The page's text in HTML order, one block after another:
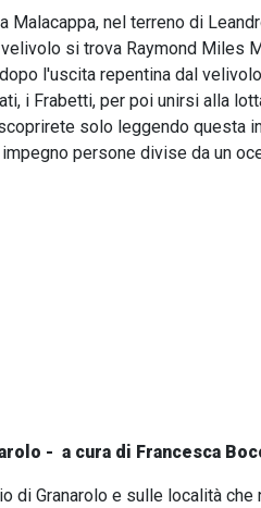
nel terreno di
si trova Raymond Miles
l'uscita repentina dal
i Frabetti, per poi unirsi alla
solo leggendo questa
persone divise da un
- a cura di Francesca
Granarolo e sulle località